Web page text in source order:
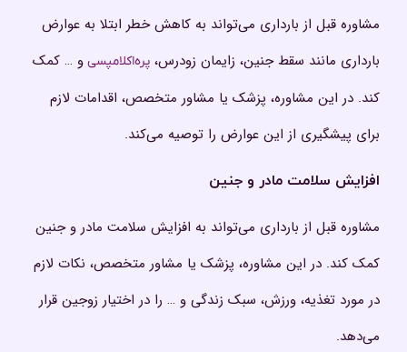
مشاوره قبل از بارداری می‌تواند به کاهش خطر ابتلا به عوارض
بارداری مانند سقط جنین، زایمان زودرس، پره‌اکلامپسی و … کمک
کند. در این مشاوره، پزشک یا مشاور متخصص، اقدامات لازم
برای پیشگیری از این عوارض را توصیه می‌کند.
افزایش سلامت مادر و جنین
مشاوره قبل از بارداری می‌تواند به افزایش سلامت مادر و جنین
کمک کند. در این مشاوره، پزشک یا مشاور متخصص، نکات لازم
در مورد تغذیه، ورزش، سبک زندگی و … را در اختیار زوجین قرار
می‌دهد.